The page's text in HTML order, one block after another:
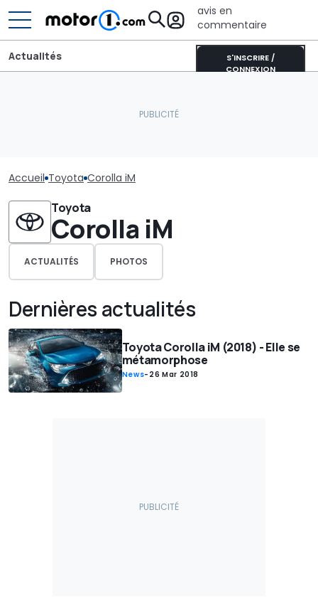
avis en
commentaire
S'INSCRIRE /
CONNEXION
Actualités
Accueil Toyota Corolla iM
Toyota
Corolla iM
ACTUALITÉS PHOTOS
Dernières actualités
Toyota Corolla iM (2018) - Elle se
métamorphose
News- 26 Mar 2018